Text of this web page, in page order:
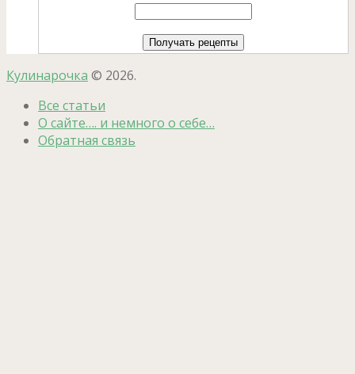
Кулинарочка © 2026.
Все статьи
О сайте…. и немного о себе…
Обратная связь